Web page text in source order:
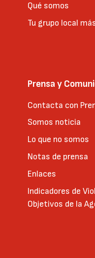
Qué somos
Tu grupo local
Prensa y
Contacta con
Somos noticia
Lo que no somos
Notas de prensa
Enlaces
Indicadores de
Objetivos de la